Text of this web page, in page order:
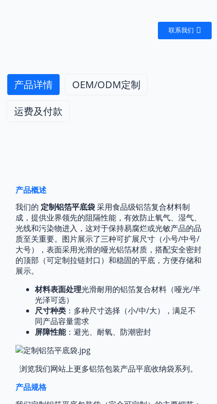
联系我们
产品详情 OEM/ODM定制
运费及付款
产品概述
我们的 定制铝箔平底袋采用食品级铝箔复合材料制
成，提供业界领先的阻隔性能，有效防止氧气、湿气、
光线和污染物进入，这对于保持易腐烂或光敏产品的品
质至关重要。图片展示了三种可扩展尺寸（小号/中号/
大号），表面采用光滑的哑光铝箔材质，搭配安全密封
的顶部（可定制拉链封口）和稳固的平底，方便存储和
展示。
材料表面处理光滑耐用的铝箔复合材料（哑光/半
光泽可选）
尺寸种类：多种尺寸选择（小/中/大），满足不
同产品容量需求
屏障性能：避光、耐氧、防潮密封
浏览我们网站上更多铝箔包装产品平底收纳袋系列。
产品规格
运费及付款
海关编码：3923210000
纸箱容积：0.054立方米；3,000-10,000个/
箱
集装箱容量：23-24立方米（标准箱，17
吨）； 53-54 立方米（FEU，23MT）
包装：定制纸箱 → PE膜防尘 → 牢固固定
安全的运输服务